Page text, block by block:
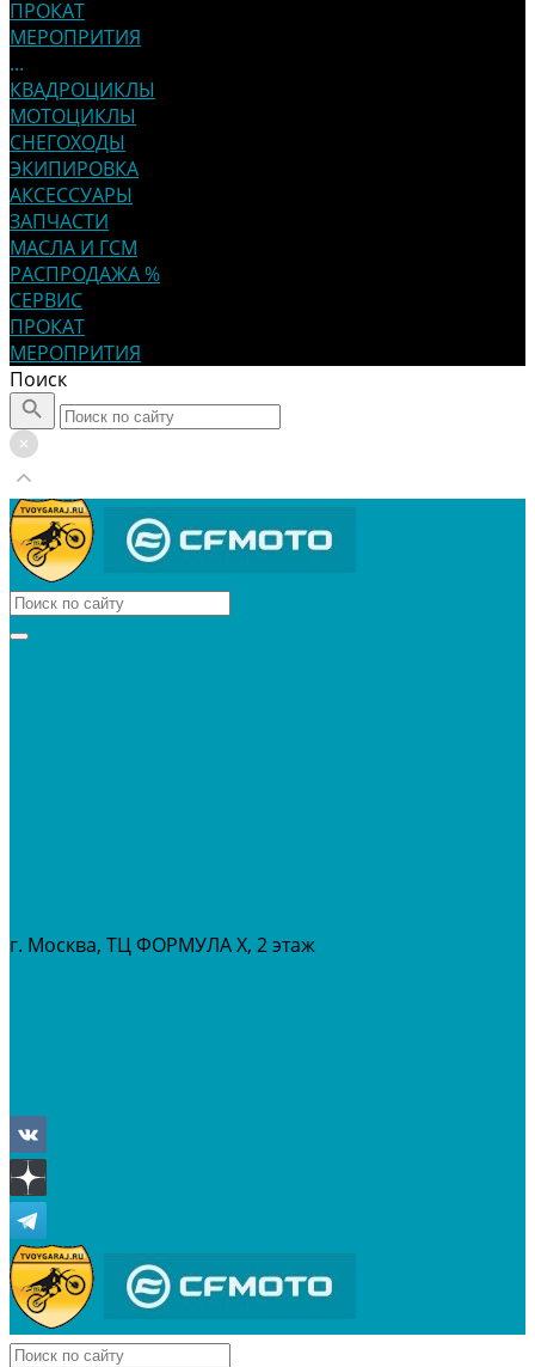
ПРОКАТ
МЕРОПРИТИЯ
...
КВАДРОЦИКЛЫ
МОТОЦИКЛЫ
СНЕГОХОДЫ
ЭКИПИРОВКА
АКСЕССУАРЫ
ЗАПЧАСТИ
МАСЛА И ГСМ
РАСПРОДАЖА %
СЕРВИС
ПРОКАТ
МЕРОПРИТИЯ
Поиск
г. Москва, ТЦ ФОРМУЛА Х, 2 этаж